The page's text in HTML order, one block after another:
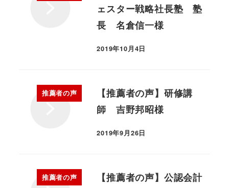
ェスター戦略社長塾 塾
長 名倉信一様
2019年10月4日
推薦者の声
【推薦者の声】研修講
師 吉野邦昭様
2019年9月26日
推薦者の声
【推薦者の声】公認会計